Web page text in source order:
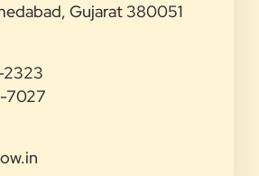
Gujarat 380051
2323
7027